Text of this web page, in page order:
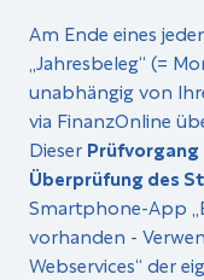
Am Ende eines
„Jahresbeleg“ (=
unabhängig von
via FinanzOnline
Dieser
Überprü­fung des
Smartphone-App
vorhanden -
Webservices“ der